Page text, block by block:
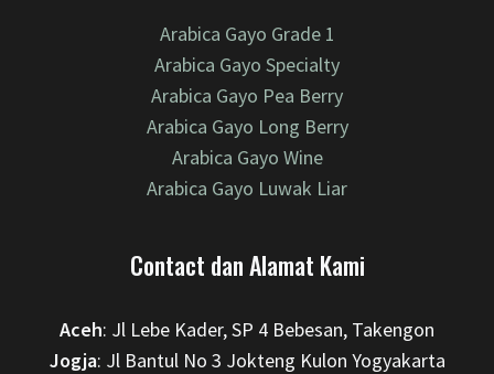
Arabica Gayo Grade 1
Arabica Gayo Specialty
Arabica Gayo Pea Berry
Arabica Gayo Long Berry
Arabica Gayo Wine
Arabica Gayo Luwak Liar
Contact dan Alamat Kami
Aceh: Jl Lebe Kader, SP 4 Bebesan, Takengon
Jogja: Jl Bantul No 3 Jokteng Kulon Yogyakarta